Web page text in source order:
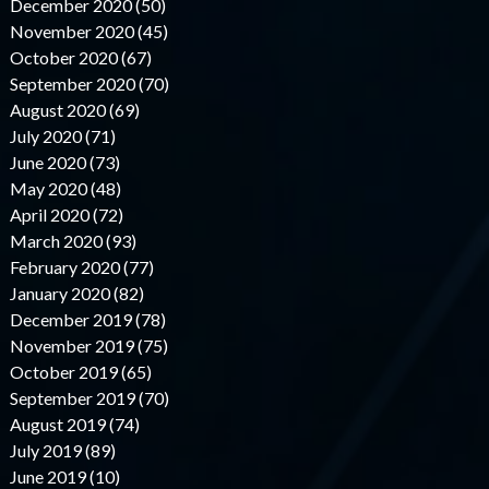
December 2020 (50)
November 2020 (45)
October 2020 (67)
September 2020 (70)
August 2020 (69)
July 2020 (71)
June 2020 (73)
May 2020 (48)
April 2020 (72)
March 2020 (93)
February 2020 (77)
January 2020 (82)
December 2019 (78)
November 2019 (75)
October 2019 (65)
September 2019 (70)
August 2019 (74)
July 2019 (89)
June 2019 (10)